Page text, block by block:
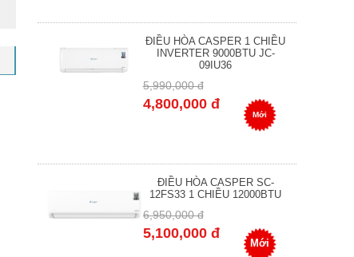
ĐIỀU HÒA CASPER 1 CHIỀU
INVERTER 9000BTU JC-
09IU36
5,990,000 đ
4,800,000 đ
Mới
ĐIỀU HÒA CASPER SC-
12FS33 1 CHIỀU 12000BTU
6,950,000 đ
5,100,000 đ
Mới